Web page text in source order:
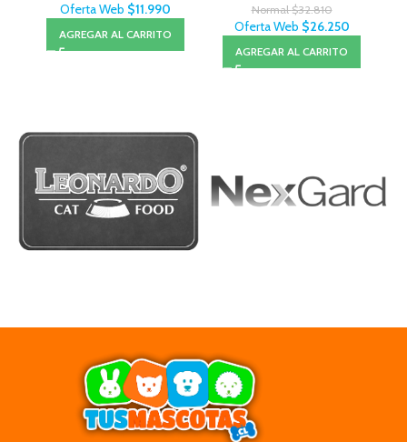
Oferta Web $11.990
AGREGAR AL CARRITO
Normal$32.810
Oferta Web $26.250
AGREGAR AL CARRITO